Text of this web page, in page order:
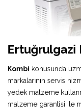
Ertuğrulgazi
Kombi konusunda
markalarının servis
yedek malzeme
malzeme garantisi ile